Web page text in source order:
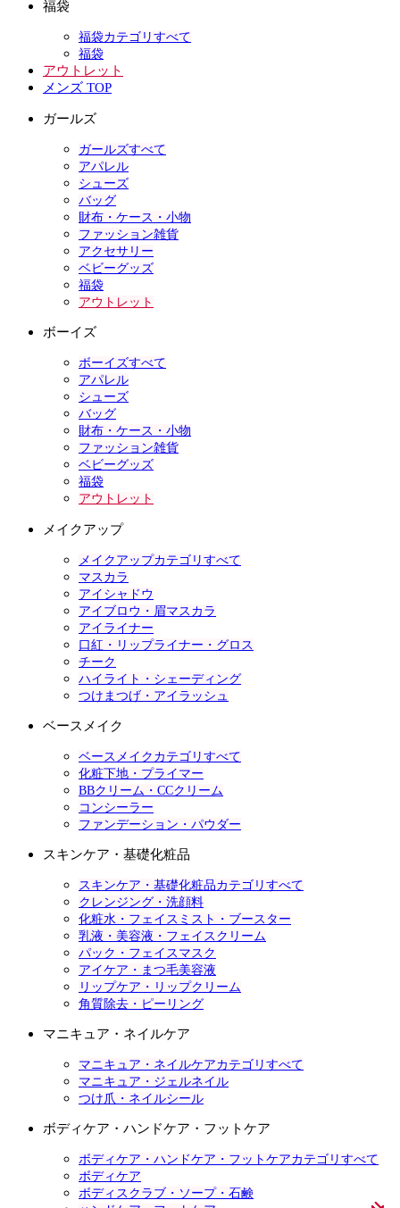
福袋
福袋カテゴリすべて
福袋
アウトレット
メンズ TOP
ガールズ
ガールズすべて
アパレル
シューズ
バッグ
財布・ケース・小物
ファッション雑貨
アクセサリー
ベビーグッズ
福袋
アウトレット
ボーイズ
ボーイズすべて
アパレル
シューズ
バッグ
財布・ケース・小物
ファッション雑貨
ベビーグッズ
福袋
アウトレット
メイクアップ
メイクアップカテゴリすべて
マスカラ
アイシャドウ
アイブロウ・眉マスカラ
アイライナー
口紅・リップライナー・グロス
チーク
ハイライト・シェーディング
つけまつげ・アイラッシュ
ベースメイク
ベースメイクカテゴリすべて
化粧下地・プライマー
BBクリーム・CCクリーム
コンシーラー
ファンデーション・パウダー
スキンケア・基礎化粧品
スキンケア・基礎化粧品カテゴリすべて
クレンジング・洗顔料
化粧水・フェイスミスト・ブースター
乳液・美容液・フェイスクリーム
パック・フェイスマスク
アイケア・まつ毛美容液
リップケア・リップクリーム
角質除去・ピーリング
マニキュア・ネイルケア
マニキュア・ネイルケアカテゴリすべて
マニキュア・ジェルネイル
つけ爪・ネイルシール
ボディケア・ハンドケア・フットケア
ボディケア・ハンドケア・フットケアカテゴリすべて
ボディケア
ボディスクラブ・ソープ・石鹸